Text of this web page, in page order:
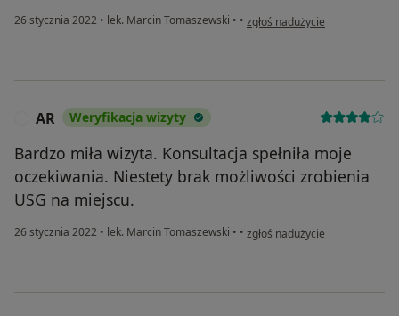
26 stycznia 2022 • lek. Marcin Tomaszewski • • w opinii użytkownika Ewelina
zgłoś nadużycie
AR Weryfikacja wizyty
Bardzo miła wizyta. Konsultacja spełniła moje
oczekiwania. Niestety brak możliwości zrobienia
USG na miejscu.
26 stycznia 2022 • lek. Marcin Tomaszewski • • w opinii użytkownika AR
zgłoś nadużycie